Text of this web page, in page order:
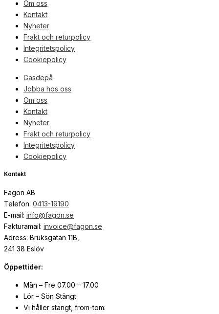
Om oss
Kontakt
Nyheter
Frakt och returpolicy
Integritetspolicy
Cookiepolicy
Gasdepå
Jobba hos oss
Om oss
Kontakt
Nyheter
Frakt och returpolicy
Integritetspolicy
Cookiepolicy
Kontakt
Fagon AB
Telefon: 0413-19190
E-mail: info@fagon.se
Fakturamail: invoice@fagon.se
Adress: Bruksgatan 11B,
241 38 Eslöv
Öppettider:
Mån – Fre 07.00 – 17.00
Lör – Sön Stängt
Vi håller stängt, from-tom: